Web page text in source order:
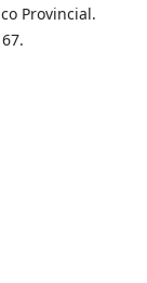
Provincial.